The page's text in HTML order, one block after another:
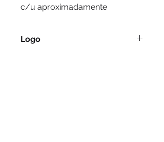
c/u aproximadamente
Logo